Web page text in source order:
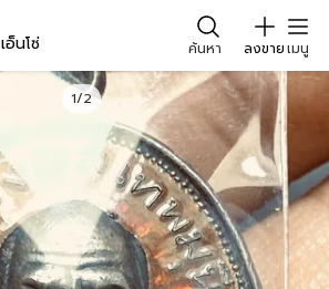
เอ็นโซ่ ค้นหา ลงขายเมนู
1/2